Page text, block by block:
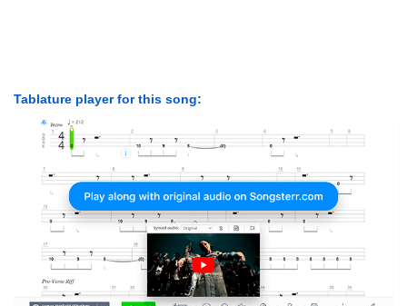
Tablature player for this song: